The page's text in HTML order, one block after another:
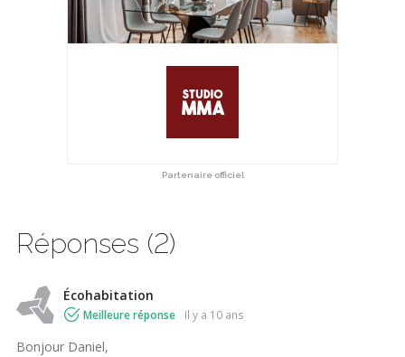
Partenaire officiel
Réponses (2)
Écohabitation
Meilleure réponse il y a 10 ans
Bonjour Daniel,